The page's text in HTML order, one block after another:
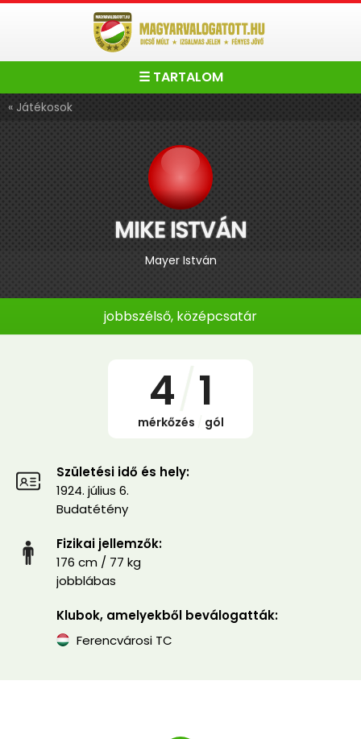
☰ TARTALOM
« Játékosok
MIKE ISTVÁN
Mayer István
jobbszélső, középcsatár
4 1
mérkőzés gól
Születési idő és hely:
1924. július 6.
Budatétény
Fizikai jellemzők:
176 cm / 77 kg
jobblábas
Klubok, amelyekből beválogatták:
Ferencvárosi TC